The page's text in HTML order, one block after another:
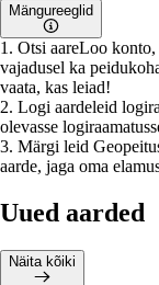
Mängureeglid
1 . Otsi aareLoo konto,
vajadusel ka
vaata, kas leiad!
2. Logi aardeleid
olevasse
3. Märgi leid
aarde, jaga oma
Uued aarded
Näita kõiki